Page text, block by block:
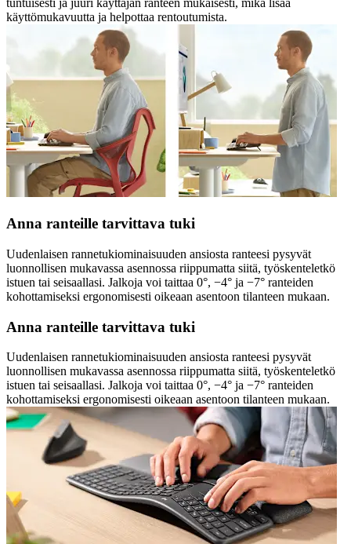
tuntuisesti ja juuri käyttäjän ranteen mukaisesti, mikä lisää
käyttömukavuutta ja helpottaa rentoutumista.
Anna ranteille tarvittava tuki
Uudenlaisen rannetukiominaisuuden ansiosta ranteesi pysyvät
luonnollisen mukavassa asennossa riippumatta siitä, työskenteletkö
istuen tai seisaallasi. Jalkoja voi taittaa 0°, −4° ja −7° ranteiden
kohottamiseksi ergonomisesti oikeaan asentoon tilanteen mukaan.
Anna ranteille tarvittava tuki
Uudenlaisen rannetukiominaisuuden ansiosta ranteesi pysyvät
luonnollisen mukavassa asennossa riippumatta siitä, työskenteletkö
istuen tai seisaallasi. Jalkoja voi taittaa 0°, −4° ja −7° ranteiden
kohottamiseksi ergonomisesti oikeaan asentoon tilanteen mukaan.